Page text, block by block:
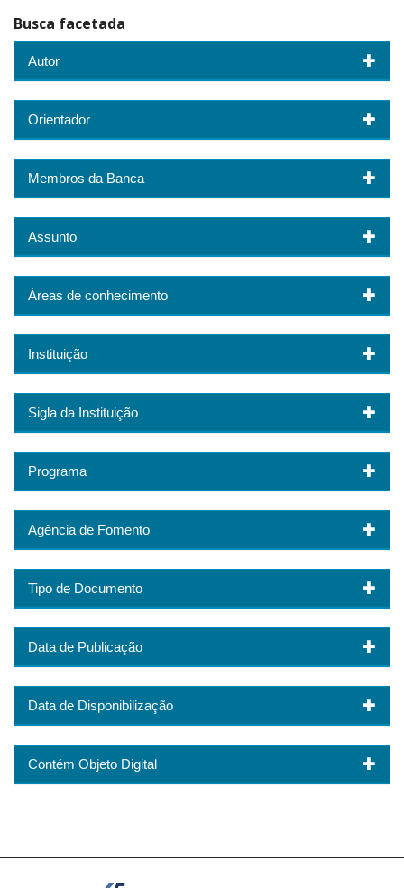
Busca facetada
Autor
Orientador
Membros da Banca
Assunto
Áreas de conhecimento
Instituição
Sigla da Instituição
Programa
Agência de Fomento
Tipo de Documento
Data de Publicação
Data de Disponibilização
Contém Objeto Digital